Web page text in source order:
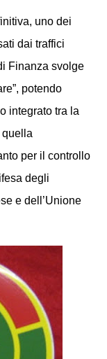
uno dei
dai traffici
Finanza svolge
potendo
integrato tra la
per il controllo
degli
e dell’Unione